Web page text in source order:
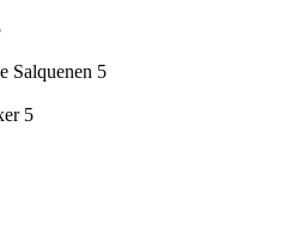
Salquenen 5
5